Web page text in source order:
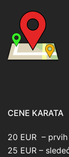
CENE KARATA
20 EUR – prvih
25 EUR –